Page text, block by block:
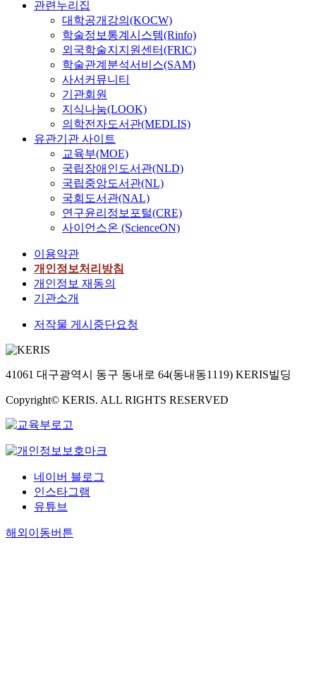
관련누리집
대학공개강의(KOCW)
학술정보통계시스템(Rinfo)
외국학술지지원센터(FRIC)
학술관계분석서비스(SAM)
사서커뮤니티
기관회원
지식나눔(LOOK)
의학전자도서관(MEDLIS)
유관기관 사이트
교육부(MOE)
국립장애인도서관(NLD)
국립중앙도서관(NL)
국회도서관(NAL)
연구윤리정보포털(CRE)
사이언스온 (ScienceON)
이용약관
개인정보처리방침
개인정보 재동의
기관소개
저작물 게시중단요청
41061 대구광역시 동구 동내로 64(동내동1119) KERIS빌딩
Copyright© KERIS. ALL RIGHTS RESERVED
네이버 블로그
인스타그램
유튜브
해외이동버튼